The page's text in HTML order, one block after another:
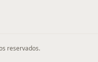
reservados.